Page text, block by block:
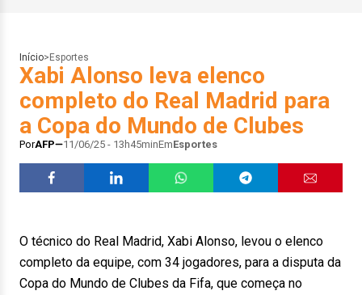
Início> Esportes
Xabi Alonso leva elenco
completo do Real Madrid para
a Copa do Mundo de Clubes
PorAFP 11/06/25 - 13h45minEmEsportes
O técnico do Real Madrid, Xabi Alonso, levou o elenco
completo da equipe, com 34 jogadores, para a disputa da
Copa do Mundo de Clubes da Fifa, que começa no